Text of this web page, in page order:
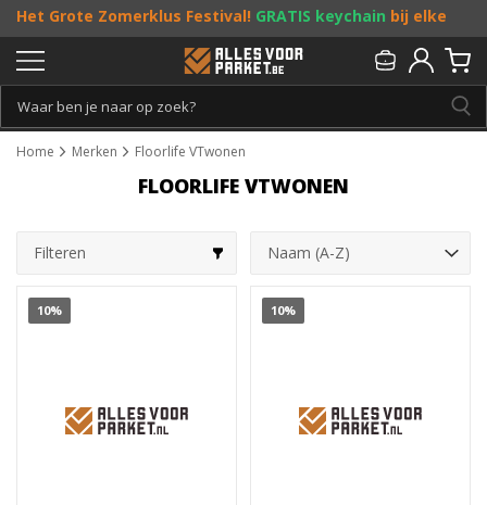
Het Grote Zomerklus Festival! GRATIS keychain bij elke
bestelling vanaf €25, entoffe acties! Doe je mee?
Persoonlijk & gratis advies:013 - 207 00 01
Home Merken Floorlife VTwonen
FLOORLIFE VTWONEN
Filteren
10% 10%